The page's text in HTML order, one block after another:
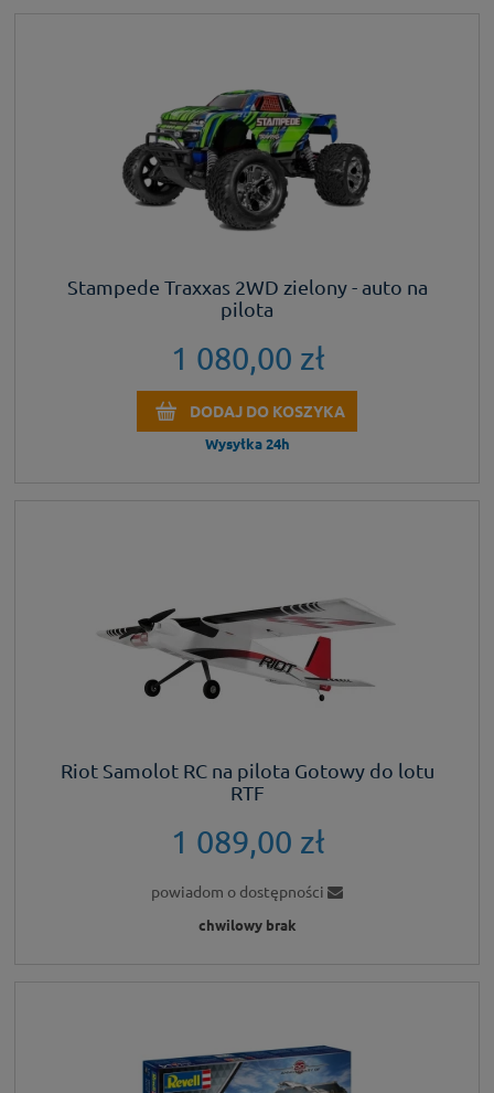
Stampede Traxxas 2WD zielony - auto na
pilota
1 080,00 zł
DODAJ DO KOSZYKA
Wysyłka 24h
Riot Samolot RC na pilota Gotowy do lotu
RTF
1 089,00 zł
powiadom o dostępności
chwilowy brak